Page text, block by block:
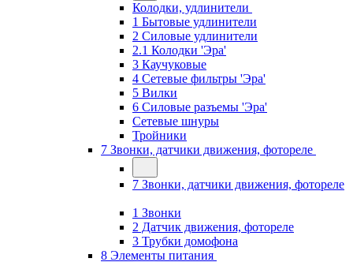
Колодки, удлинители
1 Бытовые удлинители
2 Силовые удлинители
2.1 Колодки 'Эра'
3 Каучуковые
4 Сетевые фильтры 'Эра'
5 Вилки
6 Силовые разъемы 'Эра'
Сетевые шнуры
Тройники
7 Звонки, датчики движения, фотореле
7 Звонки, датчики движения, фотореле
1 Звонки
2 Датчик движения, фотореле
3 Трубки домофона
8 Элементы питания